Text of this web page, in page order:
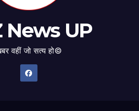
News UP
वहीं जो सत्य हो©